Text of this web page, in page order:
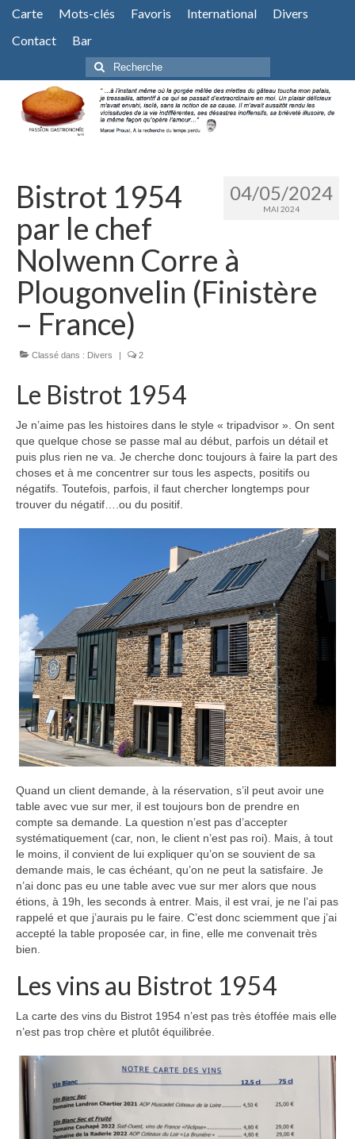
Carte Mots-clés Favoris International
Divers
Contact
Bar
Rechercher
:
04/05/2024
MAI 2024
Bistrot 1954
par le chef
Nolwenn Corre à
Plougonvelin (Finistère
– France)
Classé dans : Divers | 2
Le Bistrot 1954
Je n’aime pas les histoires dans le style « tripadvisor ». On sent
que quelque chose se passe mal au début, parfois un détail et
puis plus rien ne va. Je cherche donc toujours à faire la part des
choses et à me concentrer sur tous les aspects, positifs ou
négatifs. Toutefois, parfois, il faut chercher longtemps pour
trouver du négatif….ou du positif.
Quand un client demande, à la réservation, s’il peut avoir une
table avec vue sur mer, il est toujours bon de prendre en
compte sa demande. La question n’est pas d’accepter
systématiquement (car, non, le client n’est pas roi). Mais, à tout
le moins, il convient de lui expliquer qu’on se souvient de sa
demande mais, le cas échéant, qu’on ne peut la satisfaire. Je
n’ai donc pas eu une table avec vue sur mer alors que nous
étions, à 19h, les seconds à entrer. Mais, il est vrai, je ne l’ai pas
rappelé et que j’aurais pu le faire. C’est donc sciemment que j’ai
accepté la table proposée car, in fine, elle me convenait très
bien.
Les vins au Bistrot 1954
La carte des vins du Bistrot 1954 n’est pas très étoffée mais elle
n’est pas trop chère et plutôt équilibrée.